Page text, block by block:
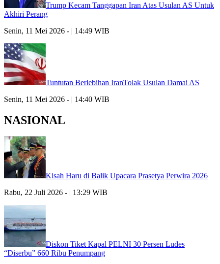
Trump Kecam Tanggapan Iran Atas Usulan AS Untuk
Akhiri Perang
Senin, 11 Mei 2026 - | 14:49 WIB
Tuntutan Berlebihan IranTolak Usulan Damai AS
Senin, 11 Mei 2026 - | 14:40 WIB
NASIONAL
Kisah Haru di Balik Upacara Prasetya Perwira 2026
Rabu, 22 Juli 2026 - | 13:29 WIB
Diskon Tiket Kapal PELNI 30 Persen Ludes
“Diserbu” 660 Ribu Penumpang